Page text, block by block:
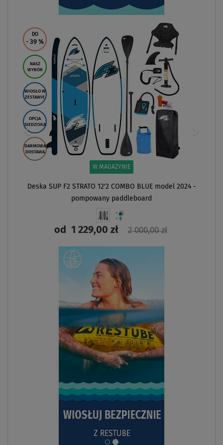
DO
- 39 %
NASZ
WYBÓR
WIOSŁO W
ZESTAWIE
OPCJA
SIEDZISKA
DARMOWA
DOSTAWA
W MAGAZYNIE
Deska SUP F2 STRATO 12'2 COMBO BLUE model 2024 -
pompowany paddleboard
od1 229,00 zł 2 000,00 zł